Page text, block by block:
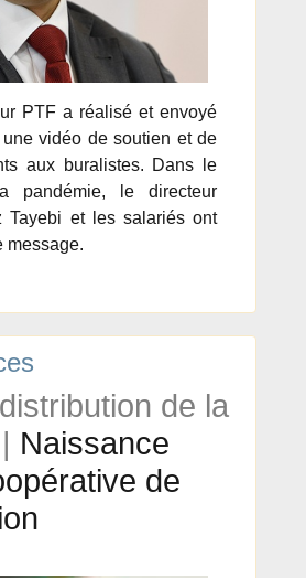
PTF a réalisé et envoyé
vidéo de soutien et de
aux buralistes. Dans le
pandémie, le directeur
Tayebi et les salariés ont
message.
de la
Naissance
de